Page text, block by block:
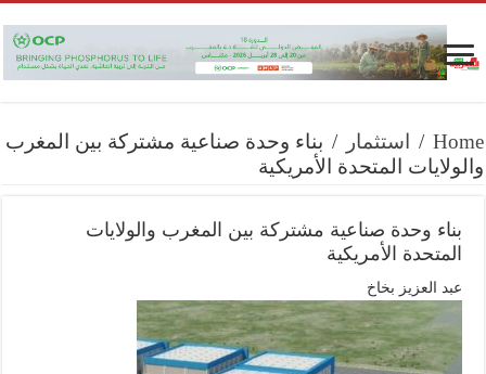
Home
/ استثمار / بناء وحدة صناعية مشتركة بين المغرب
والولايات المتحدة الأمريكية
بناء وحدة صناعية مشتركة بين المغرب والولايات
المتحدة الأمريكية
عبد العزيز بخاخ